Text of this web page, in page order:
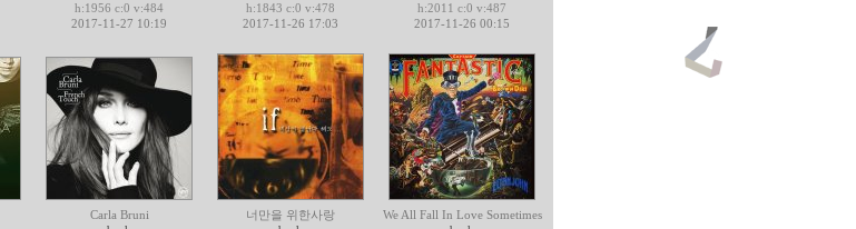
h:1956 c:0 v:484
2017-11-27 10:19
h:1843 c:0 v:478
2017-11-26 17:03
h:2011 c:0 v:487
2017-11-26 00:15
Carla Bruni
너만을 위한사랑
We All Fall In Love Sometimes